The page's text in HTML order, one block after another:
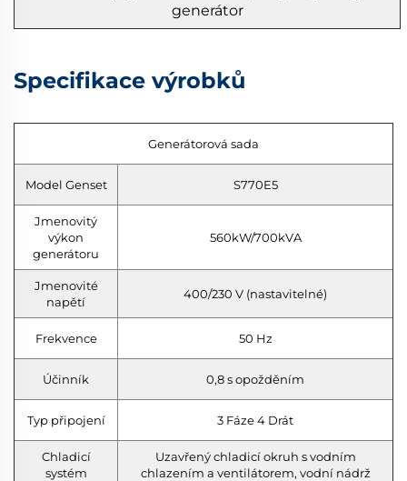
generátor
Specifikace výrobků
Generátorová sada
Model Genset S770E5
Jmenovitý
výkon
generátoru
560kW/700kVA
Jmenovité
napětí
400/230 V (nastavitelné)
Frekvence 50 Hz
Účinník 0,8 s opožděním
Typ připojení 3 Fáze 4 Drát
Chladicí
systém
Uzavřený chladicí okruh s vodním
chlazením a ventilátorem, vodní nádrž